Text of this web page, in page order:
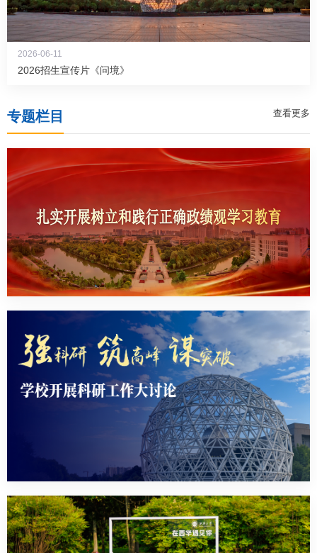
2026-06-11
2026招生宣传片《问境》
专题栏目 查看更多